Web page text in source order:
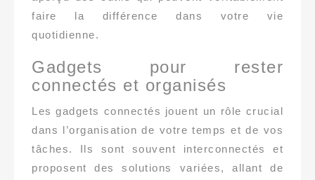
faire la différence dans votre vie
quotidienne.
Gadgets pour rester
connectés et organisés
Les gadgets connectés jouent un rôle crucial
dans l’organisation de votre temps et de vos
tâches. Ils sont souvent interconnectés et
proposent des solutions variées, allant de